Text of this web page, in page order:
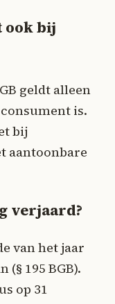
ook bij
geldt alleen
is.
bij
aantoonbare
verjaard?
van het jaar
195 BGB).
op 31